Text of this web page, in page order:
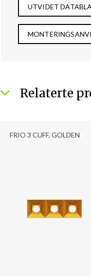
UTVIDET
Relaterte
FRIO 3 CUFF, GOLDEN